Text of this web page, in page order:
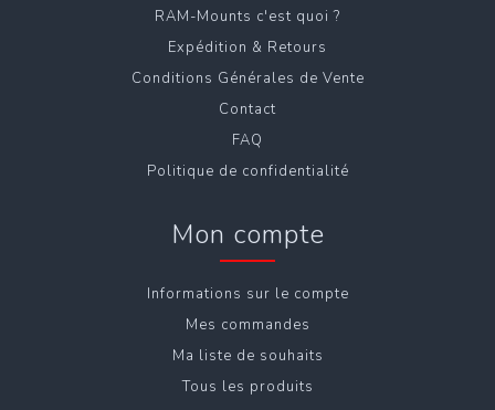
RAM-Mounts c'est quoi ?
Expédition & Retours
Conditions Générales de Vente
Contact
FAQ
Politique de confidentialité
Mon compte
Informations sur le compte
Mes commandes
Ma liste de souhaits
Tous les produits